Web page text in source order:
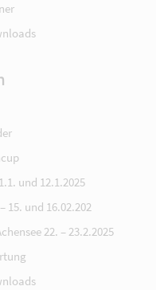
und 12.1.2025
15. und 16.02.202
22. – 23.2.2025